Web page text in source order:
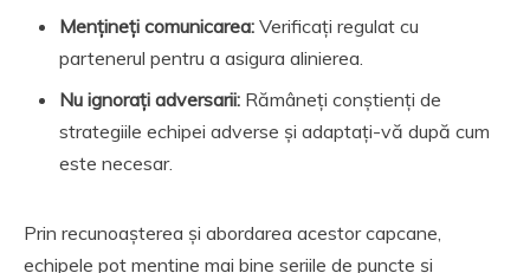
Mențineți comunicarea: Verificați regulat cu
partenerul pentru a asigura alinierea.
Nu ignorați adversarii: Rămâneți conștienți de
strategiile echipei adverse și adaptați-vă după cum
este necesar.
Prin recunoașterea și abordarea acestor capcane,
echipele pot menține mai bine seriile de puncte și